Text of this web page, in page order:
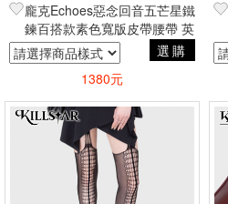
龐克Echoes惡念回音五芒星鐵
鍊百搭款素色寬版皮帶腰帶 英
國進口Killstar台灣授權
選購
1380元